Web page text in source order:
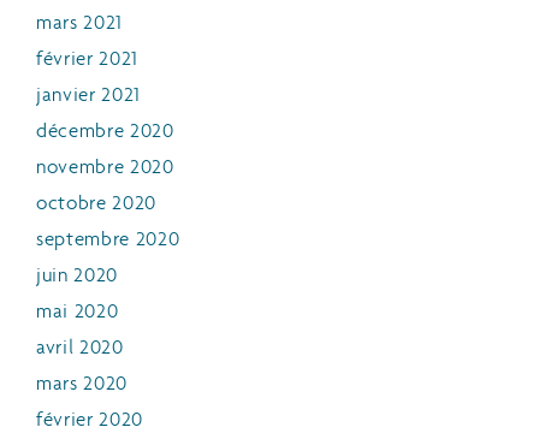
mars 2021
février 2021
janvier 2021
décembre 2020
novembre 2020
octobre 2020
septembre 2020
juin 2020
mai 2020
avril 2020
mars 2020
février 2020